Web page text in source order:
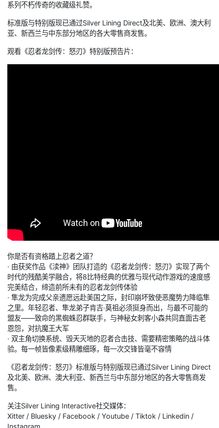
系列不朽传奇的收藏级礼赞。
标准版与特别版现已通过Silver Lining Direct及北美、欧洲、澳大利
亚、新西兰与中东部分地区的各大零售商发售。
观看《忍者龙剑传：怒刃》特别版预告片：
你是否有资格踏上忍者之道？
· 由获奖作品《渎神》团队打造的《忍者龙剑传：怒刃》实现了两个
时代的残酷美学融合，将8比特经典的优雅与现代动作游戏的速度感
完美结合，缔造前所未有的忍者龙剑传体验
· 隼龙为完成父亲遗愿远赴美国之际，封印崩坏致使恶魔势力降临隼
之里。年轻忍者、隼龙弟子肯吉·莫祖必须挺身而出，与最不可能的
盟友——致命的黑蜘蛛忍群联手，与神秘女刺客小森共同直面古老
恩怨，对抗魔王大军
· 双主角切换系统、毁天灭地的忍者合击技、需要精密策略的战斗体
验。每一帧皆像素级精雕细琢，每一次交锋皆毫不容情
《忍者龙剑传：怒刃》标准版与特别版现已通过Silver Lining Direct
及北美、欧洲、澳大利亚、新西兰与中东部分地区的各大零售商发
售。
关注Silver Lining Interactive社交媒体：
Xitter / Bluesky / Facebook / Youtube / Tiktok / Linkedin /